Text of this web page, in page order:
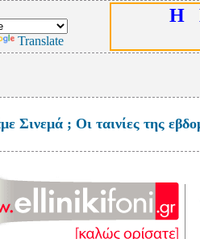
Translate
Η
Σινεμά ; Οι ταινίες της